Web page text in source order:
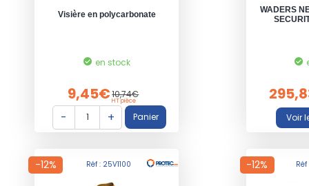
Visière en polycarbonate
en stock
9,45€10,74€
HT pièce
WADERS
-12% Réf : 25V1100 -12%